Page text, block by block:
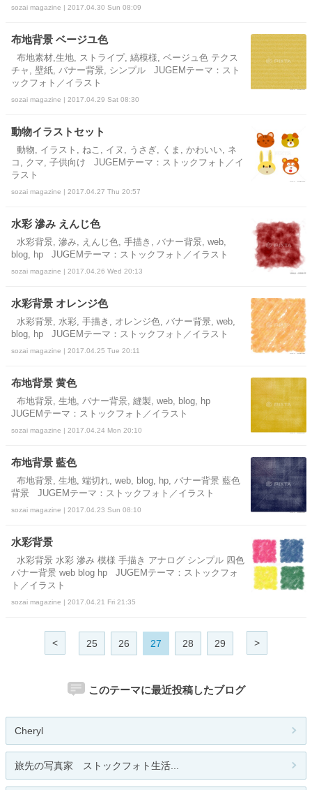
sozai magazine | 2017.04.30 Sun 08:09
布地背景 ベージユ色
布地素材,生地, ストライプ, 縞模様, ベージュ色 テクス
チャ, 壁紙, バナー背景, シンプル JUGEMテーマ：スト
ックフォト／イラスト
sozai magazine | 2017.04.29 Sat 08:30
動物イラストセット
動物, イラスト, ねこ, イヌ, うさぎ, くま, かわいい, ネ
コ, クマ, 子供向け JUGEMテーマ：ストックフォト／イ
ラスト
sozai magazine | 2017.04.27 Thu 20:57
水彩 滲み えんじ色
水彩背景, 滲み, えんじ色, 手描き, バナー背景, web,
blog, hp JUGEMテーマ：ストックフォト／イラスト
sozai magazine | 2017.04.26 Wed 20:13
水彩背景 オレンジ色
水彩背景, 水彩, 手描き, オレンジ色, バナー背景, web,
blog, hp JUGEMテーマ：ストックフォト／イラスト
sozai magazine | 2017.04.25 Tue 20:11
布地背景 黄色
布地背景, 生地, バナー背景, 縫製, web, blog, hp
JUGEMテーマ：ストックフォト／イラスト
sozai magazine | 2017.04.24 Mon 20:10
布地背景 藍色
布地背景, 生地, 端切れ, web, blog, hp, バナー背景 藍色
背景 JUGEMテーマ：ストックフォト／イラスト
sozai magazine | 2017.04.23 Sun 08:10
水彩背景
水彩背景 水彩 滲み 模様 手描き アナログ シンプル 四色
バナー背景 web blog hp JUGEMテーマ：ストックフォ
ト／イラスト
sozai magazine | 2017.04.21 Fri 21:35
< 25 26 27 28 29 >
このテーマに最近投稿したブログ
Cheryl
旅先の写真家 ストックフォト生活...